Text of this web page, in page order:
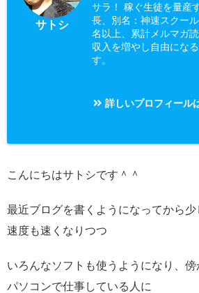
サトシ
サラ！ 稼ぐ生徒を量産
長、別名：神速スクー
名以上、累計メルマガ
収入を増やし自由にな
す。
詳しいプロフィール
こんにちはサトシです＾＾
最近ブログを書くようになってから
速度も速くなりつつ
いろんなソフトも使うようになり、
パソコンで仕事している人に